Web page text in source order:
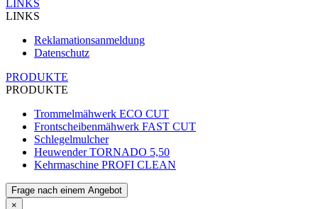
LINKS
LINKS
Reklamationsanmeldung
Datenschutz
PRODUKTE
PRODUKTE
Trommelmähwerk ECO CUT
Frontscheibenmähwerk FAST CUT
Schlegelmulcher
Heuwender TORNADO 5,50
Kehrmaschine PROFI CLEAN
Frage nach einem Angebot
×